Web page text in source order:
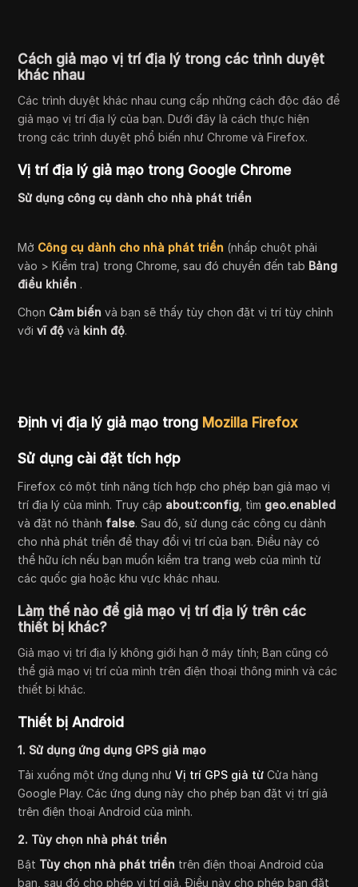
Cách giả mạo vị trí địa lý trong các trình duyệt
khác nhau
Các trình duyệt khác nhau cung cấp những cách độc đáo để
giả mạo vị trí địa lý của bạn. Dưới đây là cách thực hiện
trong các trình duyệt phổ biến như Chrome và Firefox.
Vị trí địa lý giả mạo trong Google Chrome
Sử dụng công cụ dành cho nhà phát triển
Mở Công cụ dành cho nhà phát triển (nhấp chuột phải
vào > Kiểm tra) trong Chrome, sau đó chuyển đến tab Bảng
điều khiển .
Chọn Cảm biến và bạn sẽ thấy tùy chọn đặt vị trí tùy chỉnh
vớivĩ độ và kinh độ.
Định vị địa lý giả mạo trong Mozilla Firefox
Sử dụng cài đặt tích hợp
Firefox có một tính năng tích hợp cho phép bạn giả mạo vị
trí địa lý của mình. Truy cập about:config , tìm geo.enabled
và đặt nó thành false. Sau đó, sử dụng các công cụ dành
cho nhà phát triển để thay đổi vị trí của bạn. Điều này có
thể hữu ích nếu bạn muốn kiểm tra trang web của mình từ
các quốc gia hoặc khu vực khác nhau.
Làm thế nào để giả mạo vị trí địa lý trên các
thiết bị khác?
Giả mạo vị trí địa lý không giới hạn ở máy tính; Bạn cũng có
thể giả mạo vị trí của mình trên điện thoại thông minh và các
thiết bị khác.
Thiết bị Android
1. Sử dụng ứng dụng GPS giả mạo
Tải xuống một ứng dụng như Vị trí GPS giả từCửa hàng
Google Play. Các ứng dụng này cho phép bạn đặt vị trí giả
trên điện thoại Android của mình.
2. Tùy chọn nhà phát triển
Bật Tùy chọn nhà phát triển trên điện thoại Android của
bạn, sau đó cho phép vị trí giả. Điều này cho phép bạn đặt